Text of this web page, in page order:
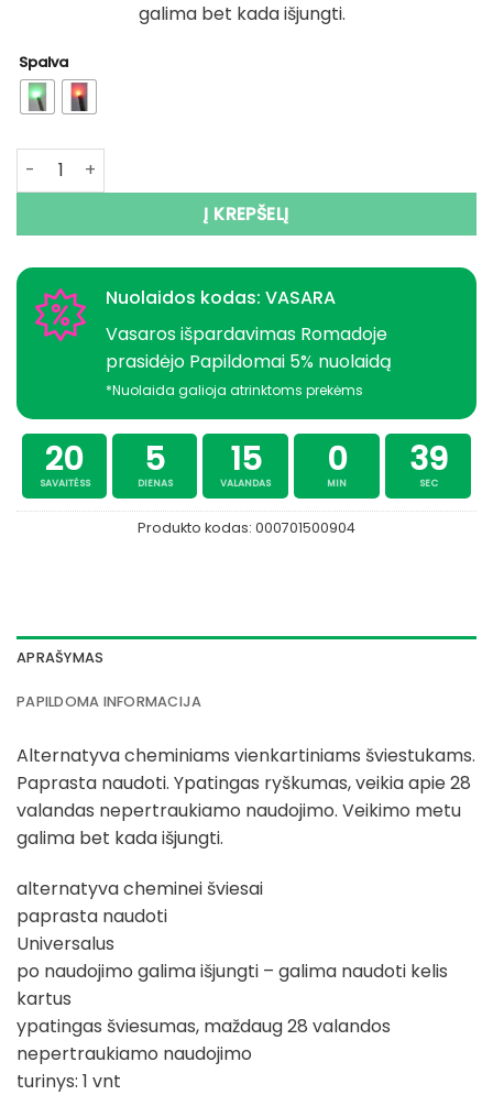
galima bet kada išjungti.
Spalva
produkto kiekis: Šviestukas daugkartinis LED
Į KREPŠELĮ
Nuolaidos kodas: VASARA
Vasaros išpardavimas Romadoje
prasidėjo Papildomai 5% nuolaidą
*Nuolaida galioja atrinktoms prekėms
20
SAVAITĖSS
5
DIENAS
15
VALANDAS
0
MIN
39
SEC
Produkto kodas: 000701500904
APRAŠYMAS
PAPILDOMA INFORMACIJA
Alternatyva cheminiams vienkartiniams šviestukams.
Paprasta naudoti. Ypatingas ryškumas, veikia apie 28
valandas nepertraukiamo naudojimo. Veikimo metu
galima bet kada išjungti.
alternatyva cheminei šviesai
paprasta naudoti
Universalus
po naudojimo galima išjungti – galima naudoti kelis
kartus
ypatingas šviesumas, maždaug 28 valandos
nepertraukiamo naudojimo
turinys: 1 vnt